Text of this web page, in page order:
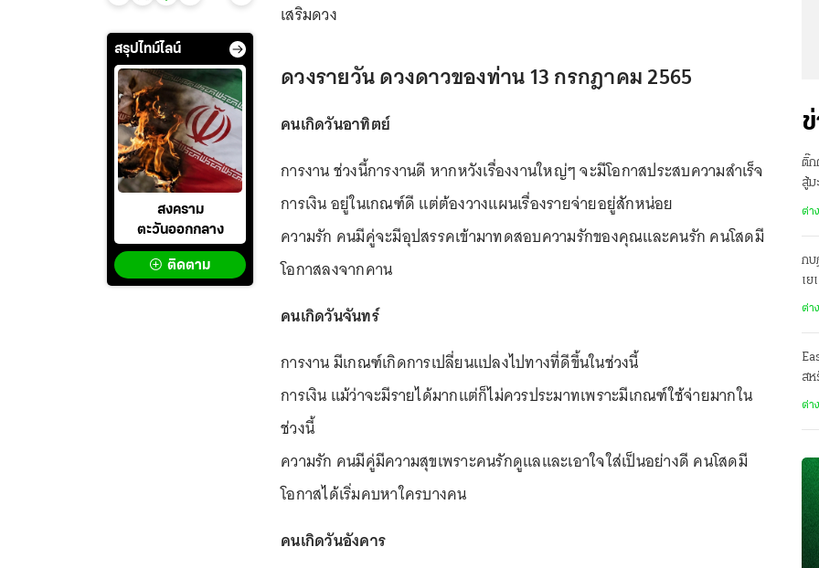
สรุปไทม์ไลน์
สงคราม
ตะวันออกกลาง
ติดตาม
เสริมดวง
ดวงรายวัน ดวงดาวของท่าน 13 กรกฎาคม 2565
คนเกิดวันอาทิตย์
การงาน ช่วงนี้การงานดี หากหวังเรื่องงานใหญ่ๆ จะมีโอกาสประสบความสำเร็จ
การเงิน อยู่ในเกณฑ์ดี แต่ต้องวางแผนเรื่องรายจ่ายอยู่สักหน่อย
ความรัก คนมีคู่จะมีอุปสรรคเข้ามาทดสอบความรักของคุณและคนรัก คนโสดมี
โอกาสลงจากคาน
คนเกิดวันจันทร์
การงาน มีเกณฑ์เกิดการเปลี่ยนแปลงไปทางที่ดีขึ้นในช่วงนี้
การเงิน แม้ว่าจะมีรายได้มากแต่ก็ไม่ควรประมาทเพราะมีเกณฑ์ใช้จ่ายมากใน
ช่วงนี้
ความรัก คนมีคู่มีความสุขเพราะคนรักดูแลและเอาใจใส่เป็นอย่างดี คนโสดมี
โอกาสได้เริ่มคบหาใครบางคน
คนเกิดวันอังคาร
ติ๊ก
สู้ม
ต่า
กบ
เ
ต่า
ส
ต่า